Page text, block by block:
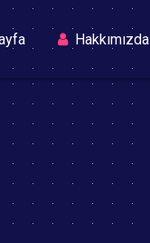
(current)Hakkımızda